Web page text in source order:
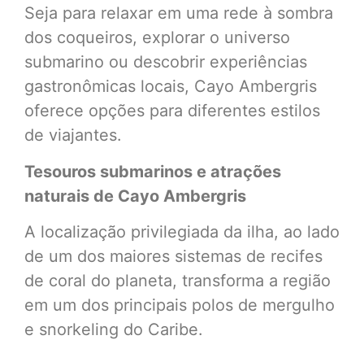
Seja para relaxar em uma rede à sombra
dos coqueiros, explorar o universo
submarino ou descobrir experiências
gastronômicas locais, Cayo Ambergris
oferece opções para diferentes estilos
de viajantes.
Tesouros submarinos e atrações
naturais de Cayo Ambergris
A localização privilegiada da ilha, ao lado
de um dos maiores sistemas de recifes
de coral do planeta, transforma a região
em um dos principais polos de mergulho
e snorkeling do Caribe.